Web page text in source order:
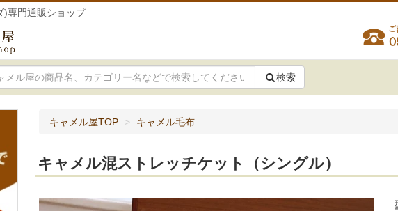
)専門通販ショップ
検索
キャメル屋TOP キャメル毛布
キャメル混ストレッチケット（シングル）